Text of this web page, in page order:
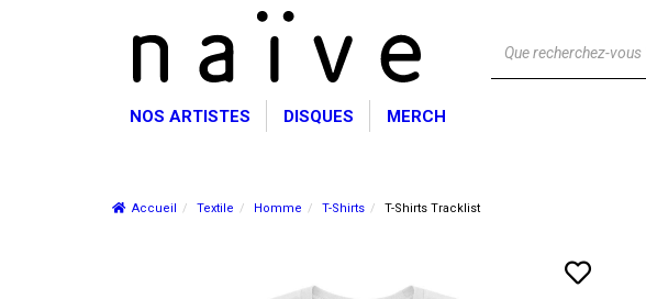
NOS ARTISTES DISQUES MERCH
Accueil Textile Homme T-Shirts T-Shirts Tracklist